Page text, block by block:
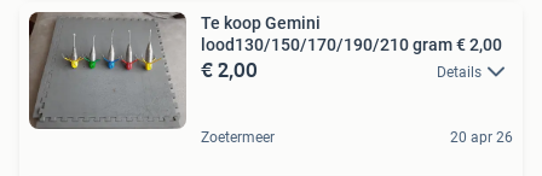
Te koop Gemini
lood130/150/170/190/210 gram € 2,00
€ 2,00 Details
Zoetermeer 20 apr 26